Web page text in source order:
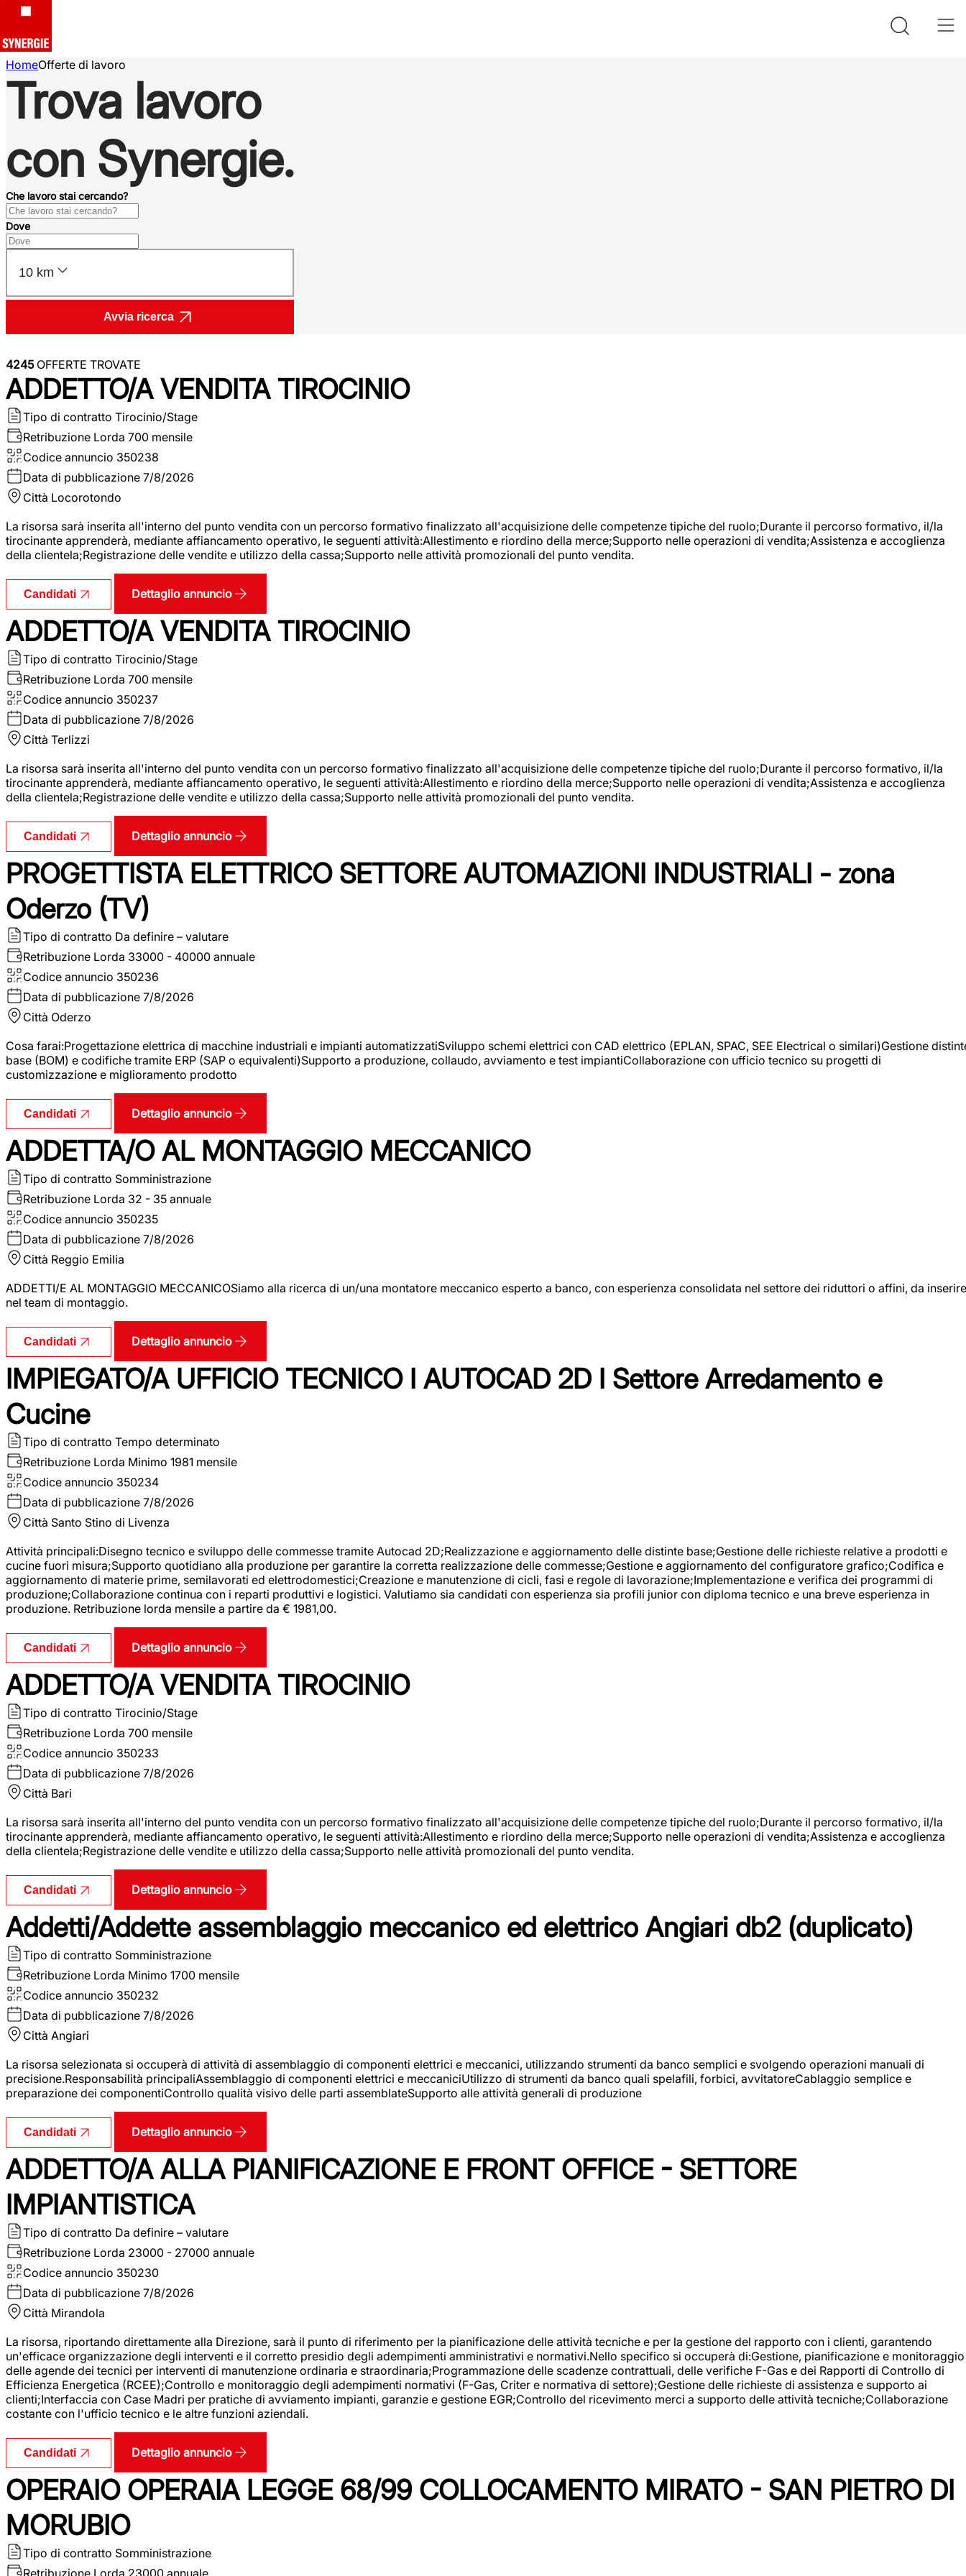
HomeOfferte di lavoro
Trova lavoro
con Synergie.
Che lavoro stai cercando?
Dove
10 km
Avvia ricerca
4245OFFERTE TROVATE
ADDETTO/A VENDITA TIROCINIO
Tipo di contratto Tirocinio/Stage
Retribuzione Lorda 700 mensile
Codice annuncio 350238
Data di pubblicazione 7/8/2026
Città Locorotondo
La risorsa sarà inserita all'interno del punto vendita con un percorso formativo finalizzato all'acquisizione delle competenze tipiche del ruolo;Durante il percorso formativo, il/la
tirocinante apprenderà, mediante affiancamento operativo, le seguenti attività:Allestimento e riordino della merce;Supporto nelle operazioni di vendita;Assistenza e accoglienza
della clientela;Registrazione delle vendite e utilizzo della cassa;Supporto nelle attività promozionali del punto vendita.
Candidati Dettaglio annuncio
ADDETTO/A VENDITA TIROCINIO
Tipo di contratto Tirocinio/Stage
Retribuzione Lorda 700 mensile
Codice annuncio 350237
Data di pubblicazione 7/8/2026
Città Terlizzi
La risorsa sarà inserita all'interno del punto vendita con un percorso formativo finalizzato all'acquisizione delle competenze tipiche del ruolo;Durante il percorso formativo, il/la
tirocinante apprenderà, mediante affiancamento operativo, le seguenti attività:Allestimento e riordino della merce;Supporto nelle operazioni di vendita;Assistenza e accoglienza
della clientela;Registrazione delle vendite e utilizzo della cassa;Supporto nelle attività promozionali del punto vendita.
Candidati Dettaglio annuncio
PROGETTISTA ELETTRICO SETTORE AUTOMAZIONI INDUSTRIALI - zona
Oderzo (TV)
Tipo di contratto Da definire – valutare
Retribuzione Lorda 33000 - 40000 annuale
Codice annuncio 350236
Data di pubblicazione 7/8/2026
Città Oderzo
Cosa farai:Progettazione elettrica di macchine industriali e impianti automatizzatiSviluppo schemi elettrici con CAD elettrico (EPLAN, SPAC, SEE Electrical o similari)Gestione
base (BOM) e codifiche tramite ERP (SAP o equivalenti)Supporto a produzione, collaudo, avviamento e test impiantiCollaborazione con ufficio tecnico su progetti di
customizzazione e miglioramento prodotto
Candidati Dettaglio annuncio
ADDETTA/O AL MONTAGGIO MECCANICO
Tipo di contratto Somministrazione
Retribuzione Lorda 32 - 35 annuale
Codice annuncio 350235
Data di pubblicazione 7/8/2026
Città Reggio Emilia
ADDETTI/E AL MONTAGGIO MECCANICOSiamo alla ricerca di un/una montatore meccanico esperto a banco, con esperienza consolidata nel settore dei riduttori o affini, da inserire
nel team di montaggio.
Candidati Dettaglio annuncio
IMPIEGATO/A UFFICIO TECNICO I AUTOCAD 2D I Settore Arredamento e
Cucine
Tipo di contratto Tempo determinato
Retribuzione Lorda Minimo 1981 mensile
Codice annuncio 350234
Data di pubblicazione 7/8/2026
Città Santo Stino di Livenza
Attività principali:Disegno tecnico e sviluppo delle commesse tramite Autocad 2D;Realizzazione e aggiornamento delle distinte base;Gestione delle richieste relative a prodotti e
cucine fuori misura;Supporto quotidiano alla produzione per garantire la corretta realizzazione delle commesse;Gestione e aggiornamento del configuratore grafico;Codifica e
aggiornamento di materie prime, semilavorati ed elettrodomestici;Creazione e manutenzione di cicli, fasi e regole di lavorazione;Implementazione e verifica dei programmi di
produzione;Collaborazione continua con i reparti produttivi e logistici. Valutiamo sia candidati con esperienza sia profili junior con diploma tecnico e una breve esperienza in
produzione. Retribuzione lorda mensile a partire da € 1981,00.
Candidati Dettaglio annuncio
ADDETTO/A VENDITA TIROCINIO
Tipo di contratto Tirocinio/Stage
Retribuzione Lorda 700 mensile
Codice annuncio 350233
Data di pubblicazione 7/8/2026
Città Bari
La risorsa sarà inserita all'interno del punto vendita con un percorso formativo finalizzato all'acquisizione delle competenze tipiche del ruolo;Durante il percorso formativo, il/la
tirocinante apprenderà, mediante affiancamento operativo, le seguenti attività:Allestimento e riordino della merce;Supporto nelle operazioni di vendita;Assistenza e accoglienza
della clientela;Registrazione delle vendite e utilizzo della cassa;Supporto nelle attività promozionali del punto vendita.
Candidati Dettaglio annuncio
Addetti/Addette assemblaggio meccanico ed elettrico Angiari db2 (duplicato)
Tipo di contratto Somministrazione
Retribuzione Lorda Minimo 1700 mensile
Codice annuncio 350232
Data di pubblicazione 7/8/2026
Città Angiari
La risorsa selezionata si occuperà di attività di assemblaggio di componenti elettrici e meccanici, utilizzando strumenti da banco semplici e svolgendo operazioni manuali di
precisione.Responsabilità principaliAssemblaggio di componenti elettrici e meccaniciUtilizzo di strumenti da banco quali spelafili, forbici, avvitatoreCablaggio semplice e
preparazione dei componentiControllo qualità visivo delle parti assemblateSupporto alle attività generali di produzione
Candidati Dettaglio annuncio
ADDETTO/A ALLA PIANIFICAZIONE E FRONT OFFICE - SETTORE
IMPIANTISTICA
Tipo di contratto Da definire – valutare
Retribuzione Lorda 23000 - 27000 annuale
Codice annuncio 350230
Data di pubblicazione 7/8/2026
Città Mirandola
La risorsa, riportando direttamente alla Direzione, sarà il punto di riferimento per la pianificazione delle attività tecniche e per la gestione del rapporto con i clienti, garantendo
un'efficace organizzazione degli interventi e il corretto presidio degli adempimenti amministrativi e normativi.Nello specifico si occuperà di:Gestione, pianificazione e monitoraggio
delle agende dei tecnici per interventi di manutenzione ordinaria e straordinaria;Programmazione delle scadenze contrattuali, delle verifiche F-Gas e dei Rapporti di Controllo di
Efficienza Energetica (RCEE);Controllo e monitoraggio degli adempimenti normativi (F-Gas, Criter e normativa di settore);Gestione delle richieste di assistenza e supporto ai
clienti;Interfaccia con Case Madri per pratiche di avviamento impianti, garanzie e gestione EGR;Controllo del ricevimento merci a supporto delle attività tecniche;Collaborazione
costante con l'ufficio tecnico e le altre funzioni aziendali.
Candidati Dettaglio annuncio
OPERAIO OPERAIA LEGGE 68/99 COLLOCAMENTO MIRATO - SAN PIETRO DI
MORUBIO
Tipo di contratto Somministrazione
Retribuzione Lorda 23000 annuale